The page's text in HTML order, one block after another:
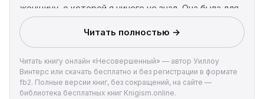
женщину, о которой я ничего не знал. Она была для
меня всего лишь именем и красивым лицом на
фотографии. Ее сказочная жизнь разрушена, но мне
было наплевать. Или, по крайней мере, я так думал,
пока не встретился с ней лицом к лицу. Ее взгляд —
и я поддался искушению. Ее вкус — и я попался на
крючок. Все не должно было так обернуться. Она
Читать полностью →
Читать книгу онлайн «Несовершенный» — автор Уиллоу
Винтерс или скачать бесплатно и без регистрации в формате
fb2. Полные версии книг, без сокращений, на сайте —
библиотека бесплатных книг Knigism.online.